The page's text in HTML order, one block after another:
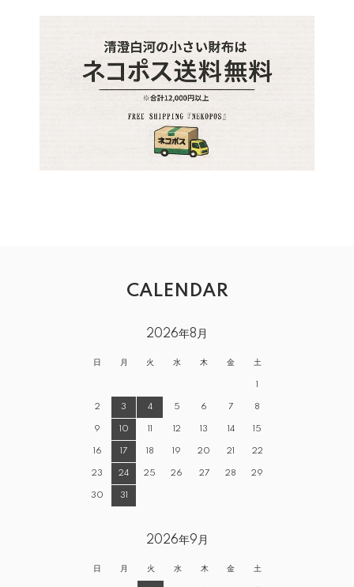
CALENDAR
2026年8月
日 月 火 水 木 金 土
1
2 3 4 5 6 7 8
9 10 11 12 13 14 15
16 17 18 19 20 21 22
23 24 25 26 27 28 29
30 31
2026年9月
日 月 火 水 木 金 土